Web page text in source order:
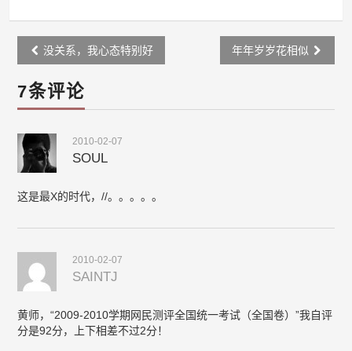
Post
navigation
没关系，我心态特别好 年年岁岁花相似
7条评论
2010-02-07
SOUL
这是最X的时代，//。。。。。
2010-02-07
SAINTJ
黄师，“2009-2010学期网民测评全国统一考试（全国卷）”我自评
分是92分，上下相差不过2分！